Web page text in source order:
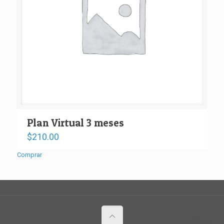
Plan Virtual 3 meses
$210.00
Comprar